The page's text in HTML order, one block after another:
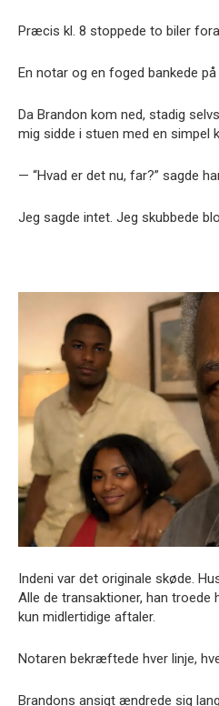
Præcis kl. 8 stoppede to biler
En notar og en foged bankede på
Da Brandon kom ned, stadig
mig sidde i stuen med en simpel
— “Hvad er det nu, far?” sagde
Jeg sagde intet. Jeg skubbede
Indeni var det originale skøde.
Alle de transaktioner, han troede
kun midlertidige aftaler.
Notaren bekræftede hver linje,
Brandons ansigt ændrede sig